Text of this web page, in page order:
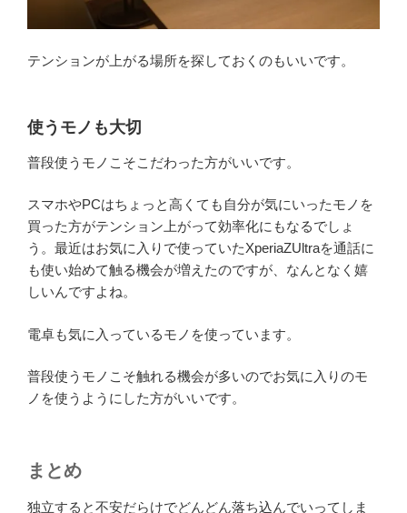
テンションが上がる場所を探しておくのもいいです。
使うモノも大切
普段使うモノこそこだわった方がいいです。
スマホやPCはちょっと高くても自分が気にいったモノを
買った方がテンション上がって効率化にもなるでしょ
う。最近はお気に入りで使っていたXperiaZUltraを通話に
も使い始めて触る機会が増えたのですが、なんとなく嬉
しいんですよね。
電卓も気に入っているモノを使っています。
普段使うモノこそ触れる機会が多いのでお気に入りのモ
ノを使うようにした方がいいです。
まとめ
独立すると不安だらけでどんどん落ち込んでいってしま